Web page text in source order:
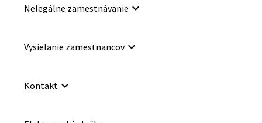
Nelegálne zamestnávanie keyboard_arrow_down
Vysielanie zamestnancovkeyboard_arrow_down
Kontakt keyboard_arrow_down